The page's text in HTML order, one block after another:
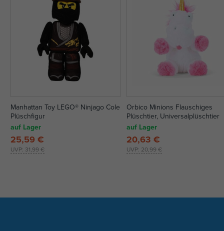
Manhattan Toy LEGO® Ninjago Cole
Plüschfigur
auf Lager
UVP: 31,99 €
25,59 €
Orbico Minions Flauschiges
Plüschtier, Universalplüschtier
auf Lager
UVP: 20,99 €
20,63 €